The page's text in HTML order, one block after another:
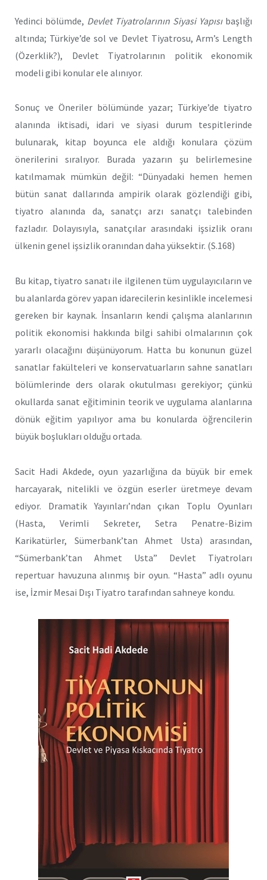
Yedinci bölümde, Devlet Tiyatrolarının Siyasi Yapısı başlığı
altında; Türkiye’de sol ve Devlet Tiyatrosu, Arm’s Length
(Özerklik?), Devlet Tiyatrolarının politik ekonomik
modeli gibi konular ele alınıyor.
Sonuç ve Öneriler bölümünde yazar; Türkiye’de tiyatro
alanında iktisadi, idari ve siyasi durum tespitlerinde
bulunarak, kitap boyunca ele aldığı konulara çözüm
önerilerini sıralıyor. Burada yazarın şu belirlemesine
katılmamak mümkün değil: “Dünyadaki hemen hemen
bütün sanat dallarında ampirik olarak gözlendiği gibi,
tiyatro alanında da, sanatçı arzı sanatçı talebinden
fazladır. Dolayısıyla, sanatçılar arasındaki işsizlik oranı
ülkenin genel işsizlik oranından daha yüksektir. (S.168)
Bu kitap, tiyatro sanatı ile ilgilenen tüm uygulayıcıların ve
bu alanlarda görev yapan idarecilerin kesinlikle incelemesi
gereken bir kaynak. İnsanların kendi çalışma alanlarının
politik ekonomisi hakkında bilgi sahibi olmalarının çok
yararlı olacağını düşünüyorum. Hatta bu konunun güzel
sanatlar fakülteleri ve konservatuarların sahne sanatları
bölümlerinde ders olarak okutulması gerekiyor; çünkü
okullarda sanat eğitiminin teorik ve uygulama alanlarına
dönük eğitim yapılıyor ama bu konularda öğrencilerin
büyük boşlukları olduğu ortada.
Sacit Hadi Akdede, oyun yazarlığına da büyük bir emek
harcayarak, nitelikli ve özgün eserler üretmeye devam
ediyor. Dramatik Yayınları’ndan çıkan Toplu Oyunları
(Hasta, Verimli Sekreter, Setra Penatre-Bizim
Karikatürler, Sümerbank’tan Ahmet Usta) arasından,
“Sümerbank’tan Ahmet Usta” Devlet Tiyatroları
repertuar havuzuna alınmış bir oyun. “Hasta” adlı oyunu
ise, İzmir Mesai Dışı Tiyatro tarafından sahneye kondu.